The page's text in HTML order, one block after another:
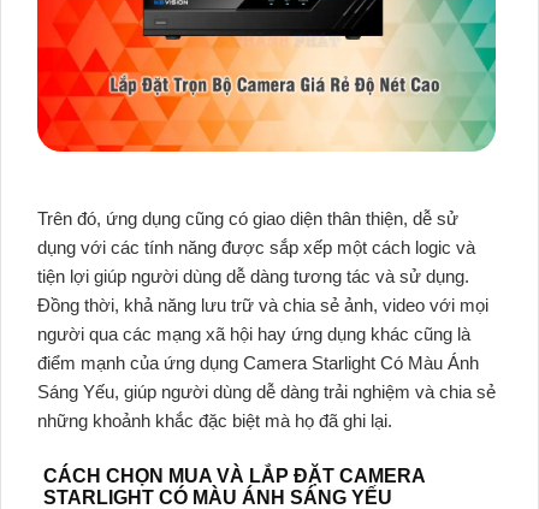
Trên đó, ứng dụng cũng có giao diện thân thiện, dễ sử
dụng với các tính năng được sắp xếp một cách logic và
tiện lợi giúp người dùng dễ dàng tương tác và sử dụng.
Đồng thời, khả năng lưu trữ và chia sẻ ảnh, video với mọi
người qua các mạng xã hội hay ứng dụng khác cũng là
điểm mạnh của ứng dụng Camera Starlight Có Màu Ánh
Sáng Yếu, giúp người dùng dễ dàng trải nghiệm và chia sẻ
những khoảnh khắc đặc biệt mà họ đã ghi lại.
CÁCH CHỌN MUA VÀ LẮP ĐẶT CAMERA
STARLIGHT CÓ MÀU ÁNH SÁNG YẾU